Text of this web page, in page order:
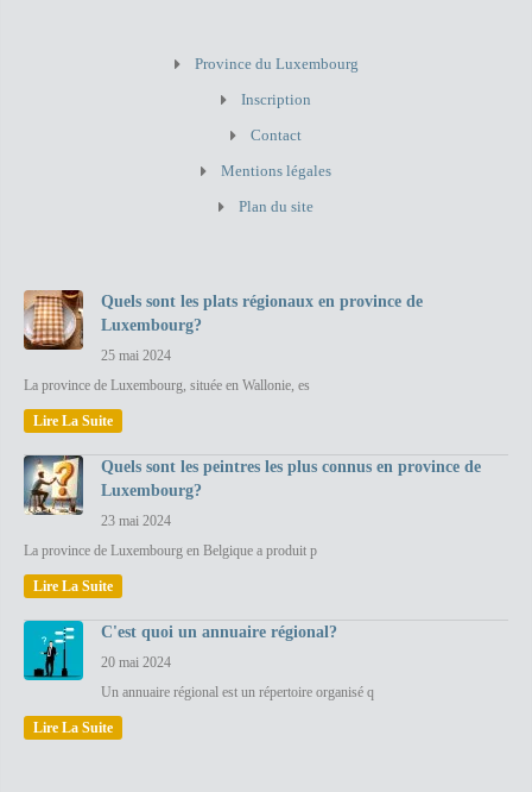
Province du Luxembourg
Inscription
Contact
Mentions légales
Plan du site
Quels sont les plats régionaux en province de
Luxembourg?
25 mai 2024
La province de Luxembourg, située en Wallonie, es
Lire La Suite
Quels sont les peintres les plus connus en province de
Luxembourg?
23 mai 2024
La province de Luxembourg en Belgique a produit p
Lire La Suite
C'est quoi un annuaire régional?
20 mai 2024
Un annuaire régional est un répertoire organisé q
Lire La Suite